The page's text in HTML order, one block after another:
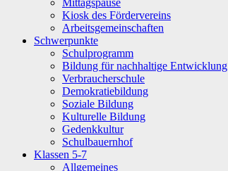
Mittagspause
Kiosk des Fördervereins
Arbeitsgemeinschaften
Schwerpunkte
Schulprogramm
Bildung für nachhaltige Entwicklung
Verbraucherschule
Demokratiebildung
Soziale Bildung
Kulturelle Bildung
Gedenkkultur
Schulbauernhof
Klassen 5-7
Allgemeines